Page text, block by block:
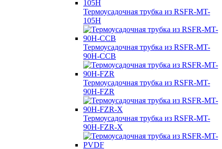
Термоусадочная трубка из RSFR-MT-
105H
Термоусадочная трубка из RSFR-MT-
90H-CCB
Термоусадочная трубка из RSFR-MT-
90H-FZR
Термоусадочная трубка из RSFR-MT-
90H-FZR-X